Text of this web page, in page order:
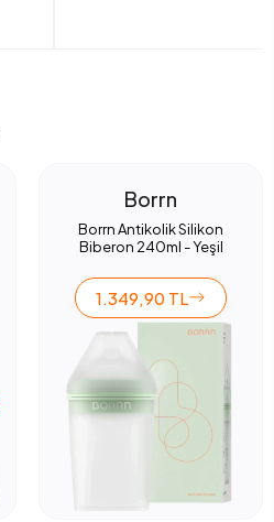
Borrn
Borrn Antikolik Silikon
Biberon 240ml - Yeşil
1.349,90 TL